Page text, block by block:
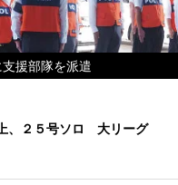
援部隊を派遣
、２５号ソロ 大リーグ